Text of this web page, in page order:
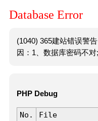
Database Error
(1040) 365建站错误警
因：1、数据库密码不对
PHP Debug
No. File